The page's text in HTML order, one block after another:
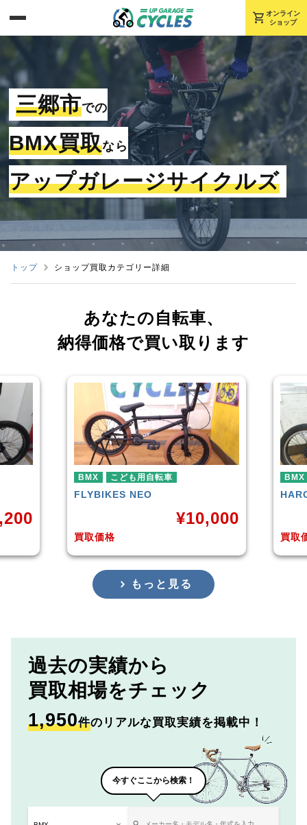
shopping_cart オンライン
ショップ
三郷市での
BMX買取なら
アップガレージサイクルズ
トップ ショップ買取カテゴリー詳細
あなたの自転車、
納得価格で買い取ります
¥10,000
BMX
HARODOWNTOWN
¥4,225
もっと見る
過去の実績から
買取相場をチェック
1,950件のリアルな買取実績を掲載中！
今すぐここから検索！